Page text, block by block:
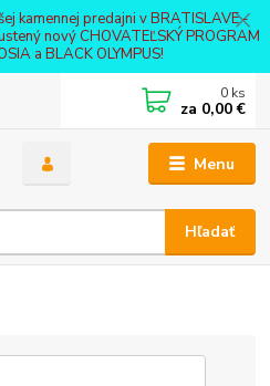
kamennej predajni v BRATISLAVE -
nový CHOVATEĽSKÝ PROGRAM
a BLACK OLYMPUS!
Menu
Hľadať
0 ks
za 0,00 €